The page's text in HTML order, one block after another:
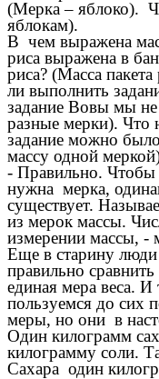
(Мерка – яблоко).
яблокам).
В чем выражена
риса выражена в
риса? (Масса
ли выполнить
задание Вовы мы
разные мерки). Что
задание можно
массу одной
- Правильно.
нужна мерка,
существует.
из мерок массы.
измерении массы, -
Еще в старину
правильно
единая мера веса.
пользуемся до сих
меры, но они в
Один килограмм
килограмму соли.
Сахара один